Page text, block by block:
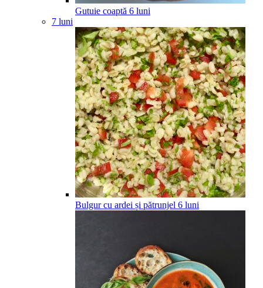
Gutuie coaptă 6 luni
7 luni
Bulgur cu ardei și pătrunjel 6 luni